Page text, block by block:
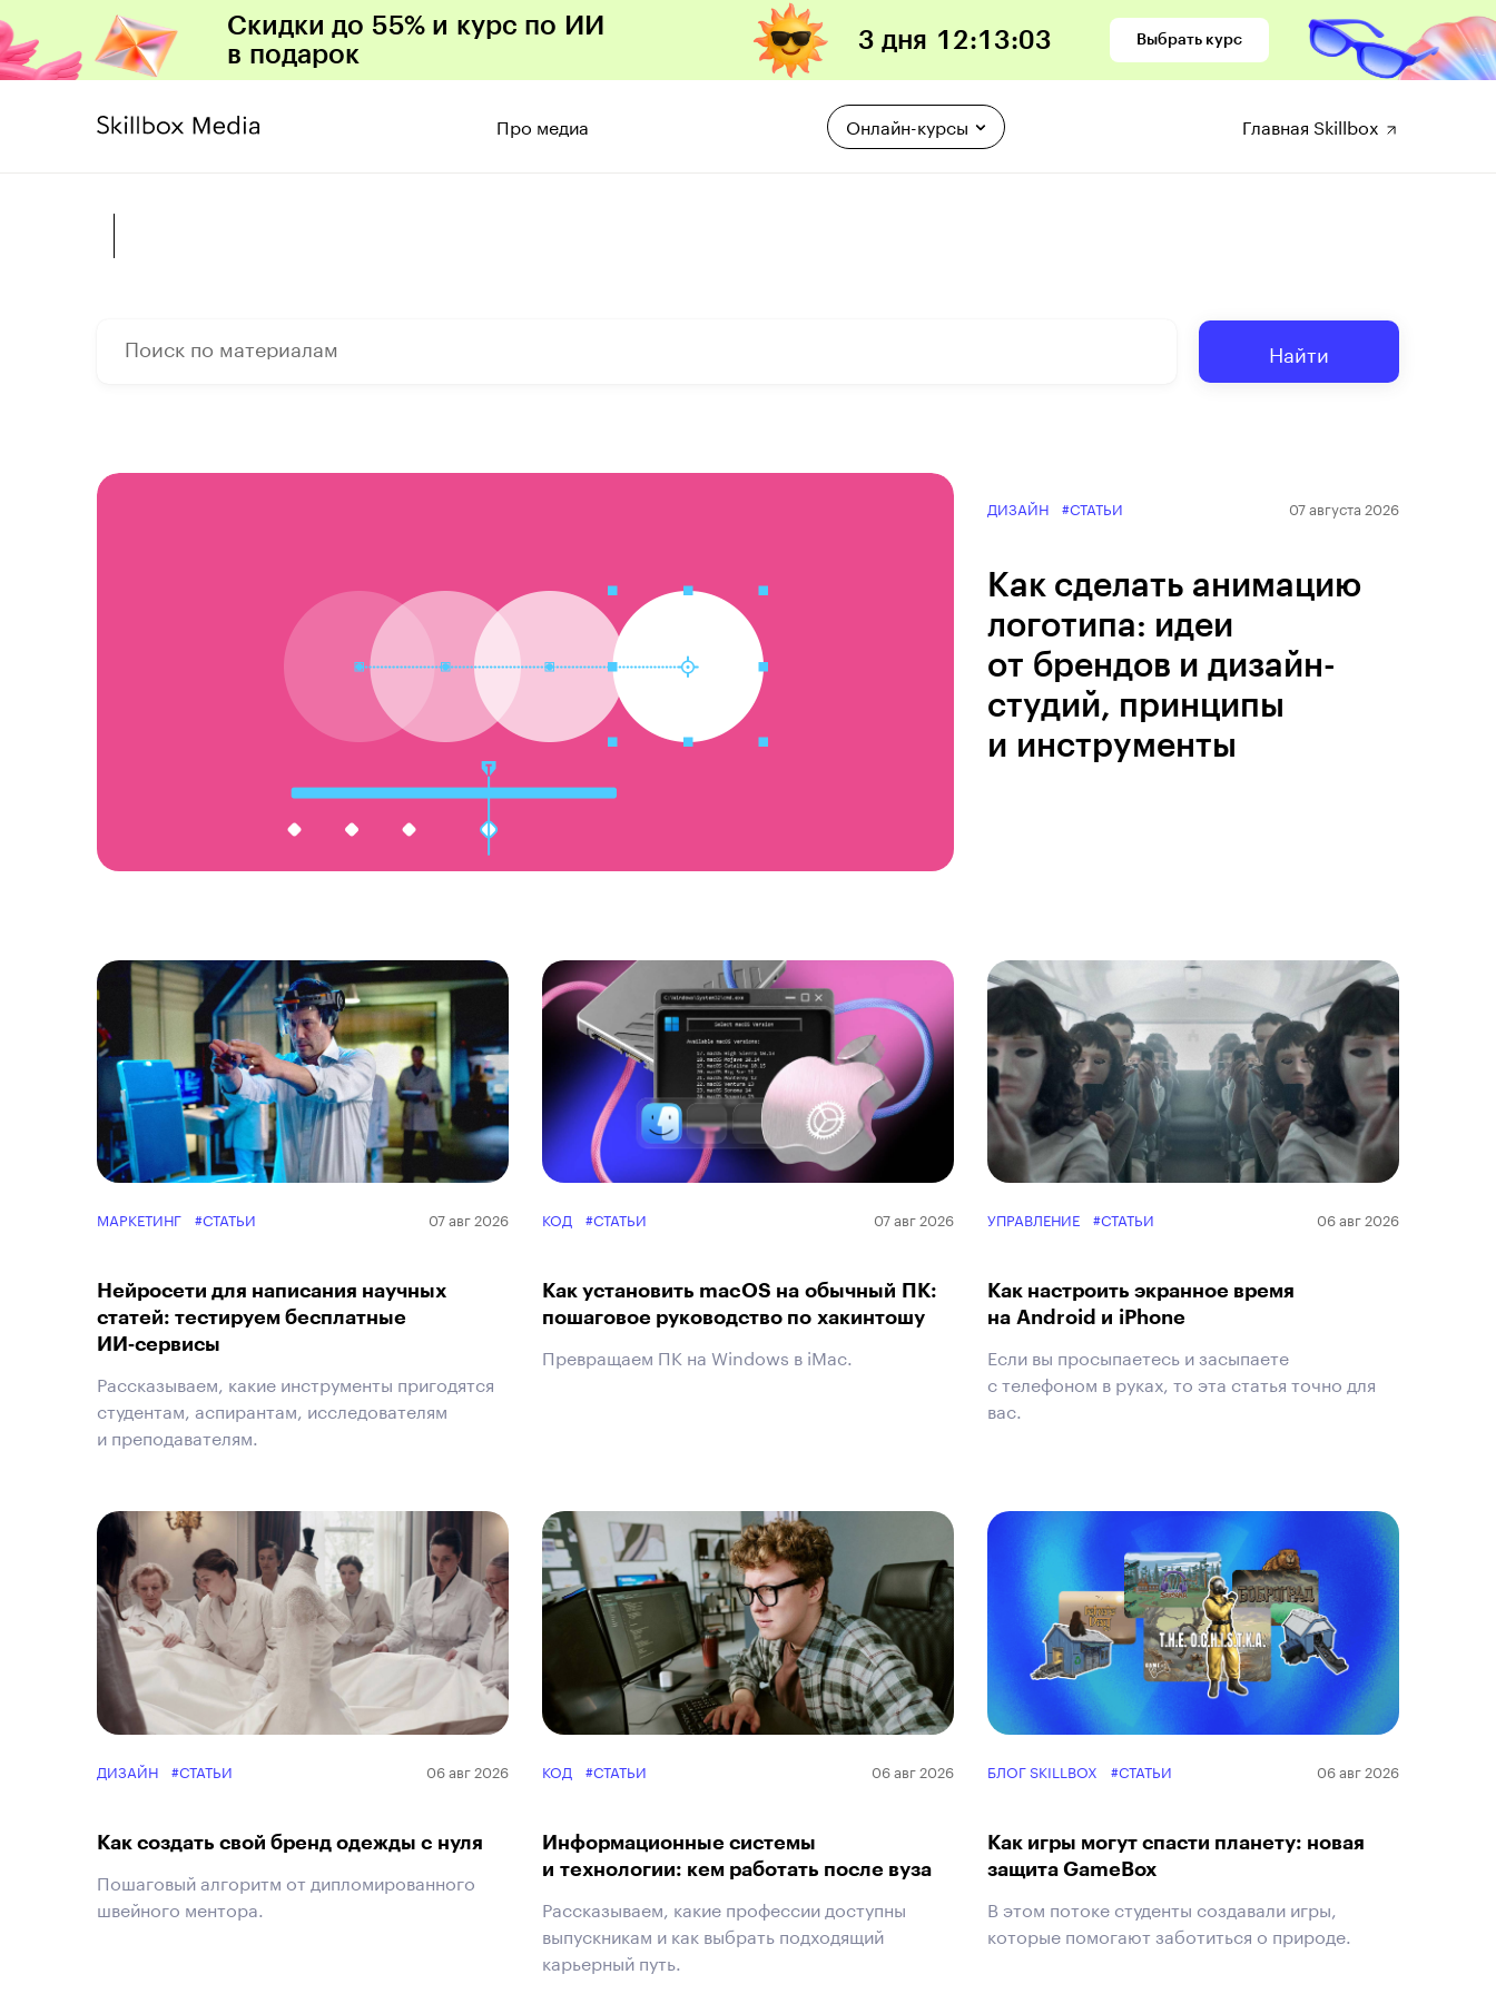
Скидки до 55% и курс по ИИ
в подарок
3 дня 12:13:02 Выбрать курс
Про медиа Онлайн-курсы Главная Skillbox
Найти
ДИЗАЙН #СТАТЬИ 07 августа 2026
Как сделать анимацию
логотипа: идеи
от брендов и дизайн-
студий, принципы
и инструменты
МАРКЕТИНГ #СТАТЬИ 07 авг 2026
Нейросети для написания научных
статей: тестируем бесплатные
ИИ‑сервисы
Рассказываем, какие инструменты пригодятся
студентам, аспирантам, исследователям
и преподавателям.
КОД #СТАТЬИ 07 авг 2026
Как установить macOS на обычный ПК:
пошаговое руководство по хакинтошу
Превращаем ПК на Windows в iMac.
УПРАВЛЕНИЕ #СТАТЬИ 06 авг 2026
Как настроить экранное время
на Android и iPhone
Если вы просыпаетесь и засыпаете
с телефоном в руках, то эта статья точно для
вас.
ДИЗАЙН #СТАТЬИ 06 авг 2026
Как создать свой бренд одежды с нуля
Пошаговый алгоритм от дипломированного
швейного ментора.
КОД #СТАТЬИ 06 авг 2026
Информационные системы
и технологии: кем работать после вуза
Рассказываем, какие профессии доступны
выпускникам и как выбрать подходящий
карьерный путь.
БЛОГ SKILLBOX #СТАТЬИ 06 авг 2026
Как игры могут спасти планету: новая
защита GameBox
В этом потоке студенты создавали игры,
которые помогают заботиться о природе.